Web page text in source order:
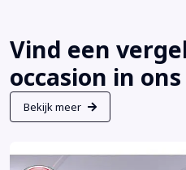
Vind een
occasion in
Bekijk meer